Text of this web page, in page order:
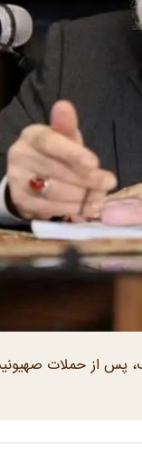
قبل، رهبری معظم انقلاب، پس